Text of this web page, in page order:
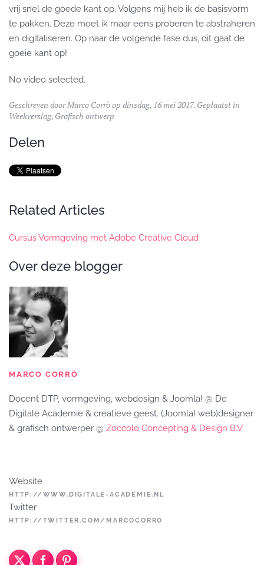
vrij snel de goede kant op. Volgens mij heb ik de basisvorm
te pakken. Deze moet ik maar eens proberen te abstraheren
en digitaliseren. Op naar de volgende fase dus, dit gaat de
goeie kant op!
No video selected.
Geschreven doorMarco Corròop dinsdag, 16 mei 2017. Geplaatst in
Weekverslag, Grafisch ontwerp
Delen
Related Articles
Cursus Vormgeving met Adobe Creative Cloud
Over deze blogger
MARCO CORRÒ
Docent DTP, vormgeving, webdesign & Joomla! @ De
Digitale Academie & creatieve geest. (Joomla! web)designer
& grafisch ontwerper @ Zoccolo Concepting & Design B.V.
Website
HTTP://WWW.DIGITALE-ACADEMIE.NL
Twitter
HTTP://TWITTER.COM/MARCOCORRO